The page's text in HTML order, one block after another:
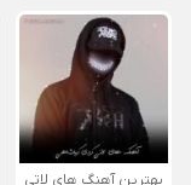
بهترین آهنگ های لاتی